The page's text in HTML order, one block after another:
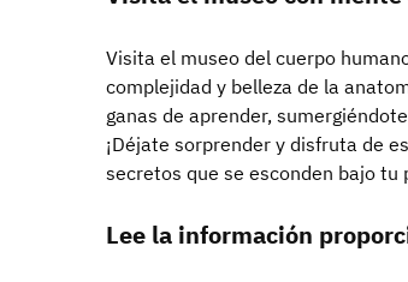
Visita el museo del cuerpo
complejidad y belleza de la
ganas de aprender,
¡Déjate sorprender y disfruta de
secretos que se esconden bajo tu
Lee la información